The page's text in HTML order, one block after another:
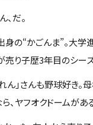
だ。
の“かごんま”。大学
り子歴3年目のシーズ
」さんも野球好き。
、ヤフオクドームが